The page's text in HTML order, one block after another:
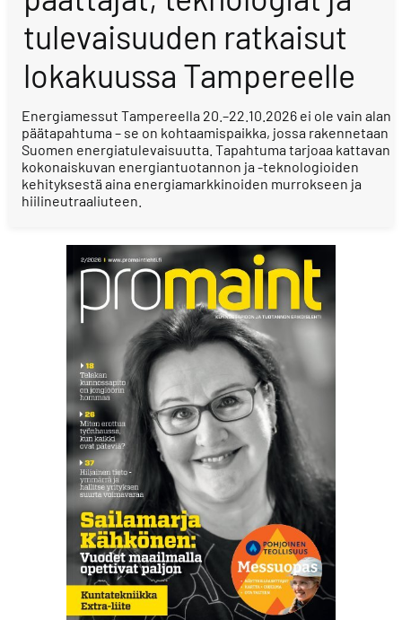
tulevaisuuden ratkaisut
lokakuussa Tampereelle
Energiamessut Tampereella 20.–22.10.2026 ei ole vain alan
päätapahtuma – se on kohtaamispaikka, jossa rakennetaan
Suomen energiatulevaisuutta. Tapahtuma tarjoaa kattavan
kokonaiskuvan energiantuotannon ja -teknologioiden
kehityksestä aina energiamarkkinoiden murrokseen ja
hiilineutraaliuteen.